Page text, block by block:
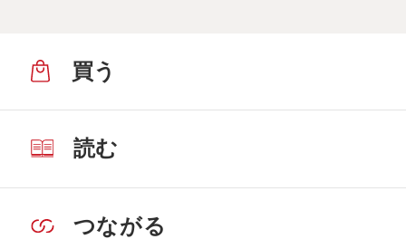
買う
読む
つながる